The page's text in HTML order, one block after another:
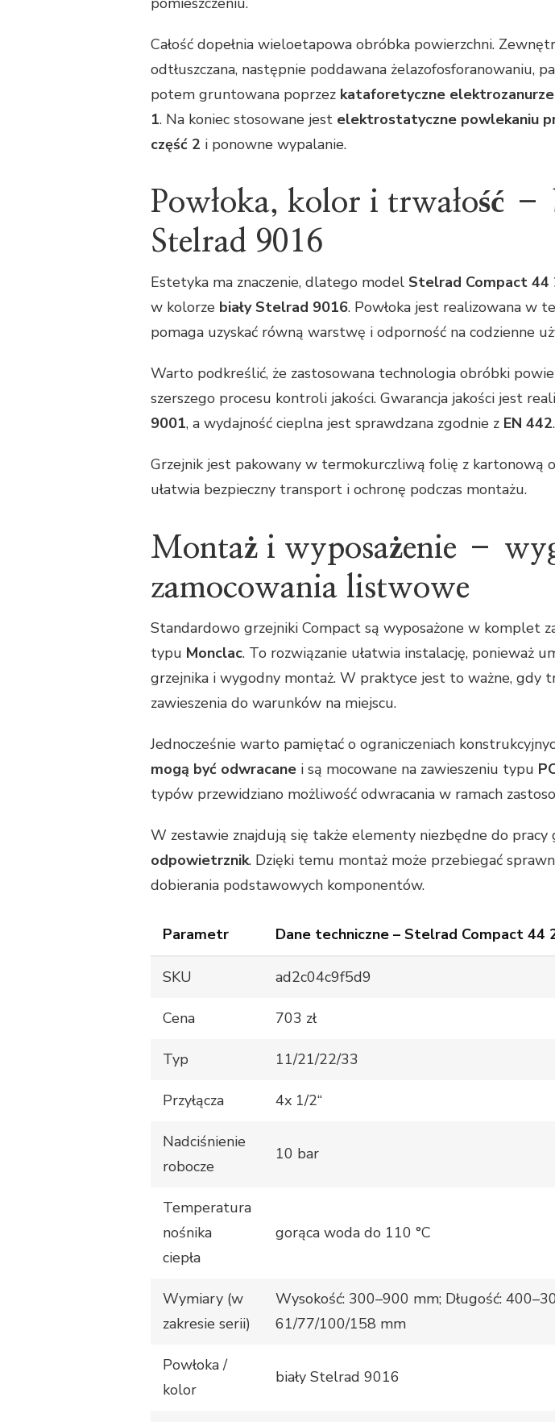
Całość dopełnia wieloetapowa obróbka powierzchni.
odtłuszczana, następnie poddawana żelazofosforanowaniu,
potem gruntowana poprzez kataforetyczne
1. Na koniec stosowane jest elektrostatyczne powlekaniu
część 2 i ponowne wypalanie.
Powłoka, kolor i trwałość –
Stelrad 9016
Estetyka ma znaczenie, dlatego model Stelrad Compact 44
w kolorze biały Stelrad 9016. Powłoka jest realizowana w
pomaga uzyskać równą warstwę i odporność na codzienne
Warto podkreślić, że zastosowana technologia obróbki
szerszego procesu kontroli jakości. Gwarancja jakości jest
9001, a wydajność cieplna jest sprawdzana zgodnie z EN 442.
Grzejnik jest pakowany w termokurczliwą folię z kartonową
ułatwia bezpieczny transport i ochronę podczas montażu.
Montaż i wyposażenie –
zamocowania listwowe
Standardowo grzejniki Compact są wyposażone w komplet
typu Monclac. To rozwiązanie ułatwia instalację, ponieważ
grzejnika i wygodny montaż. W praktyce jest to ważne, gdy
zawieszenia do warunków na miejscu.
Jednocześnie warto pamiętać o ograniczeniach
mogą być odwracane i są mocowane na zawieszeniu typu
typów przewidziano możliwość odwracania w ramach
W zestawie znajdują się także elementy niezbędne do pracy
odpowietrznik. Dzięki temu montaż może przebiegać
dobierania podstawowych komponentów.
Parametr Dane techniczne – Stelrad Compact 44
SKU ad2c04c9f5d9
Cena 703 zł
Typ 11/21/22/33
Przyłącza 4x 1/2“
Nadciśnienie
robocze
10 bar
Temperatura
nośnika
ciepła
gorąca woda do 110 °C
Wymiary (w
zakresie serii)
Wysokość: 300–900 mm; Długość:
61/77/100/158 mm
Powłoka /
kolor
biały Stelrad 9016